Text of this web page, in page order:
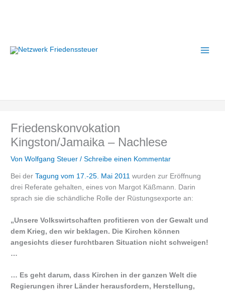
Friedenskonvokation
Kingston/Jamaika – Nachlese
VonWolfgang Steuer/Schreibe einen Kommentar
Bei derTagung vom 17.-25. Mai 2011wurden zur Eröffnung
drei Referate gehalten, eines von Margot Käßmann. Darin
sprach sie die schändliche Rolle der Rüstungsexporte an:
„Unsere Volkswirtschaften profitieren von der Gewalt und
dem Krieg, den wir beklagen. Die Kirchen können
angesichts dieser furchtbaren Situation nicht schweigen!
…
… Es geht darum, dass Kirchen in der ganzen Welt die
Regierungen ihrer Länder herausfordern, Herstellung,
h